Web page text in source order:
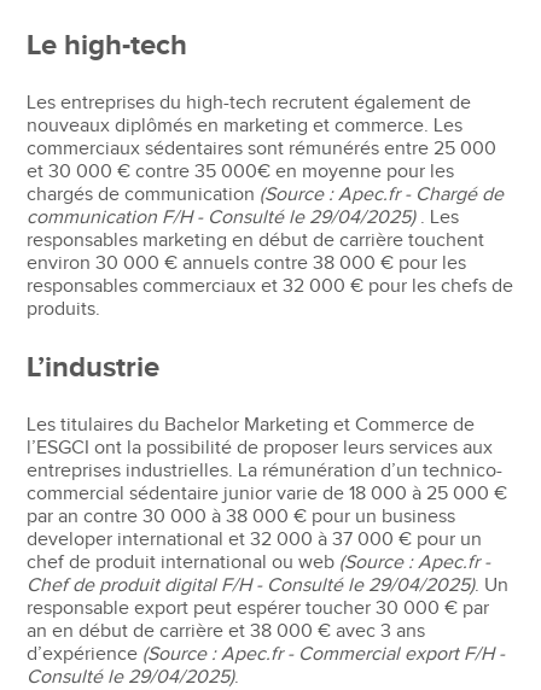
Le high-tech
Les entreprises du high-tech recrutent également de
nouveaux diplômés en marketing et commerce. Les
commerciaux sédentaires sont rémunérés entre 25 000
et 30 000 € contre 35 000€ en moyenne pour les
chargés de communication (Source : Apec.fr - Chargé de
communication F/H - Consulté le 29/04/2025). Les
responsables marketing en début de carrière touchent
environ 30 000 € annuels contre 38 000 € pour les
responsables commerciaux et 32 000 € pour les chefs de
produits.
L’industrie
Les titulaires du Bachelor Marketing et Commerce de
l’ESGCI ont la possibilité de proposer leurs services aux
entreprises industrielles. La rémunération d’un technico-
commercial sédentaire junior varie de 18 000 à 25 000 €
par an contre 30 000 à 38 000 € pour un business
developer international et 32 000 à 37 000 € pour un
chef de produit international ou web (Source : Apec.fr -
Chef de produit digital F/H - Consulté le 29/04/2025). Un
responsable export peut espérer toucher 30 000 € par
an en début de carrière et 38 000 € avec 3 ans
d’expérience (Source : Apec.fr - Commercial export F/H -
Consulté le 29/04/2025).